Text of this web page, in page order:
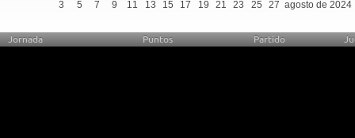
agosto de 2024
3 5 7 9 11 13 15 17 19 21 23 25 27
Jornada Puntos Partido